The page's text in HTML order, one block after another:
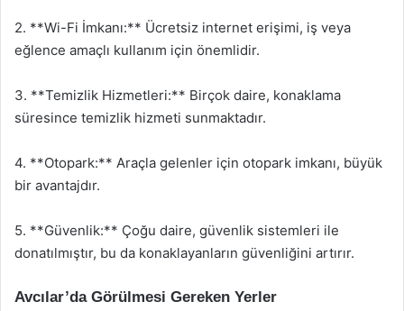
2. **Wi-Fi İmkanı:** Ücretsiz internet erişimi, iş veya
eğlence amaçlı kullanım için önemlidir.
3. **Temizlik Hizmetleri:** Birçok daire, konaklama
süresince temizlik hizmeti sunmaktadır.
4. **Otopark:** Araçla gelenler için otopark imkanı, büyük
bir avantajdır.
5. **Güvenlik:** Çoğu daire, güvenlik sistemleri ile
donatılmıştır, bu da konaklayanların güvenliğini artırır.
Avcılar’da Görülmesi Gereken Yerler